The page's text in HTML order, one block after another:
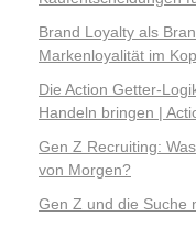
Brand Loyalty als
Markenloyalität im
Die Action Getter-
Handeln bringen |
Gen Z Recruiting:
von Morgen?
Gen Z und die Suche